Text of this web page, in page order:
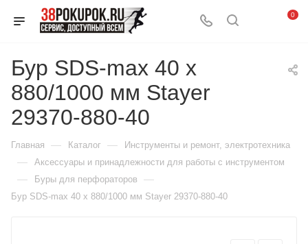
0
Бур SDS-max 40 x
880/1000 мм Stayer
29370-880-40
Главная — Каталог — Инструменты и ремонт, электротехника
— Аксессуары и принадлежности для работы с инструментом
— Буры для перфораторов —
Бур SDS-max 40 x 880/1000 мм Stayer 29370-880-40